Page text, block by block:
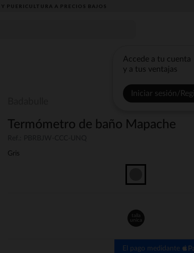
PUERICULTURA A PRECIOS BAJOS
Accede a tu cuenta
y a tus ventajas
Iniciar sesión/
Termómetro de baño Mapache
Gris
talla
unica
El pago medidante